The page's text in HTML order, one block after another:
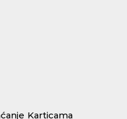
Karticama